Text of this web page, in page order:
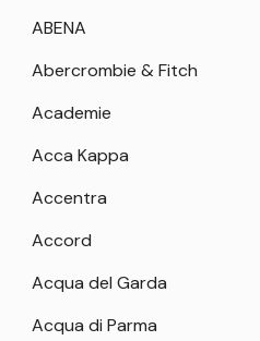
ABENA
Abercrombie & Fitch
Academie
Acca Kappa
Accentra
Accord
Acqua del Garda
Acqua di Parma